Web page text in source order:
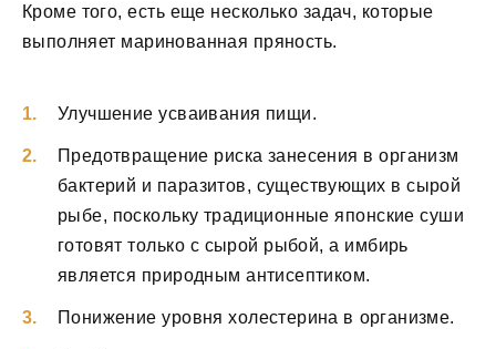
Кроме того, есть еще несколько задач, которые
выполняет маринованная пряность.
Улучшение усваивания пищи.
Предотвращение риска занесения в организм
бактерий и паразитов, существующих в сырой
рыбе, поскольку традиционные японские суши
готовят только с сырой рыбой, а имбирь
является природным антисептиком.
Понижение уровня холестерина в организме.